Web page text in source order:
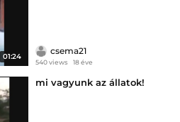
01:24
csema21
540 views 18 éve
mi vagyunk az állatok!